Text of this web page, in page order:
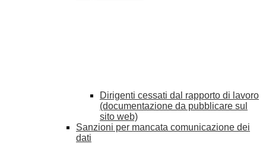
Dirigenti cessati dal rapporto di lavoro
(documentazione da pubblicare sul
sito web)
Sanzioni per mancata comunicazione dei
dati